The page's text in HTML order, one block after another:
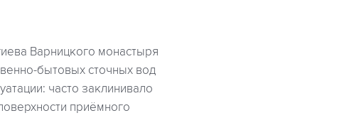
Варницкого монастыря
бытовых сточных вод
часто заклинивало
приёмного